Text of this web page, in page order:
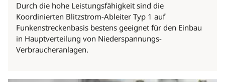
Durch die hohe Leistungsfähigkeit sind die
Koordinierten Blitzstrom-Ableiter Typ 1 auf
Funkenstreckenbasis bestens geeignet für den Einbau
in Hauptverteilung von Niederspannungs-
Verbraucheranlagen.